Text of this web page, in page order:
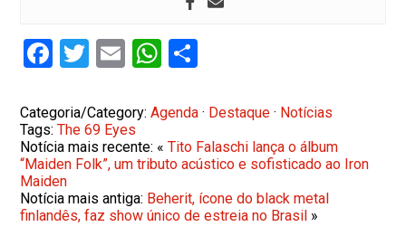
Facebook
Twitter
EmailWhatsApp
Categoria/Category:Agenda · Destaque · Notícias
Tags:The 69 Eyes
Notícia mais recente: «Tito Falaschi lança o álbum
“Maiden Folk”, um tributo acústico e sofisticado ao Iron
Maiden
Notícia mais antiga: Beherit, ícone do black metal
finlandês, faz show único de estreia no Brasil »